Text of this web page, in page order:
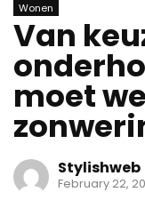
Wonen
Van
moet
Stylishweb
February 22,